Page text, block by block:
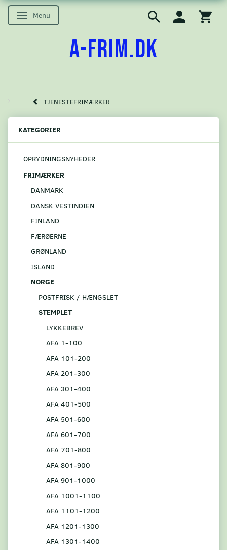
Skifte navigation
Menu
A-FRIM.DK
TJENESTEFRIMÆRKER
KATEGORIER
OPRYDNINGSNYHEDER
FRIMÆRKER
DANMARK
DANSK VESTINDIEN
FINLAND
FÆRØERNE
GRØNLAND
ISLAND
NORGE
POSTFRISK / HÆNGSLET
STEMPLET
LYKKEBREV
AFA 1-100
AFA 101-200
AFA 201-300
AFA 301-400
AFA 401-500
AFA 501-600
AFA 601-700
AFA 701-800
AFA 801-900
AFA 901-1000
AFA 1001-1100
AFA 1101-1200
AFA 1201-1300
AFA 1301-1400